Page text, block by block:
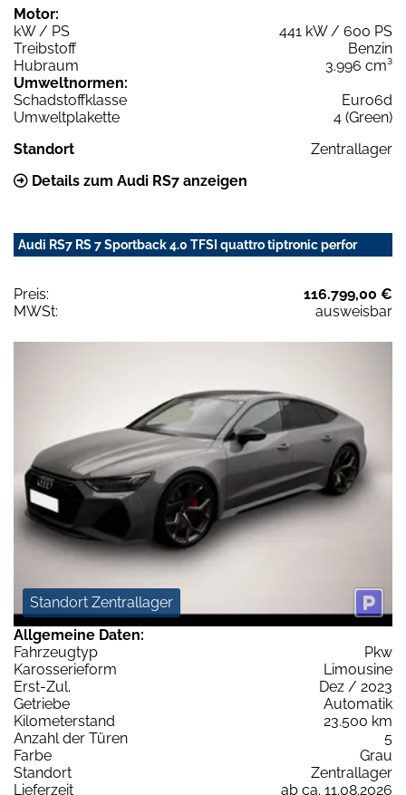
Motor:
kW / PS
441 kW / 600 PS
Treibstoff
Benzin
Hubraum
3.996 cm³
Umweltnormen:
Schadstoffklasse
Euro6d
Umweltplakette
4 (Green)
Standort
Zentrallager
Details zum Audi RS7 anzeigen
Audi RS7 RS 7 Sportback 4.0 TFSI quattro tiptronic perfor
Preis:
116.799,00 €
MWSt:
ausweisbar
Standort Zentrallager
Allgemeine Daten:
Fahrzeugtyp
Pkw
Karosserieform
Limousine
Erst-Zul.
Dez / 2023
Getriebe
Automatik
Kilometerstand
23.500 km
Anzahl der Türen
5
Farbe
Grau
Standort
Zentrallager
Lieferzeit
ab ca. 11.08.2026